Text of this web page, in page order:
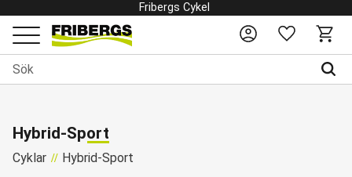
Meny
Fribergs Cykel
Favoriter
Hybrid-Sport
Cyklar
Hybrid-Sport